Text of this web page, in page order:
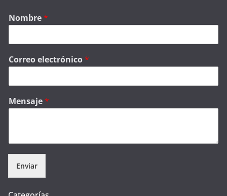
Nombre*
Correo electrónico*
Mensaje*
Enviar